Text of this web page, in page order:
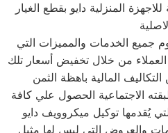
المنزلية دايو بقطع الغيار
جميع الخدمات والمميزات التي
من خلال تخفيض أسعار تلك
الاجتماعية الحصول علي كافة
يُقدمها توكيل ميكروويف دايو